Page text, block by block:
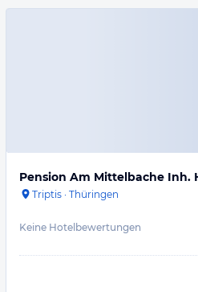
Pension Am Mittelbache Inh.
Triptis · Thüringen
Keine Hotelbewertungen